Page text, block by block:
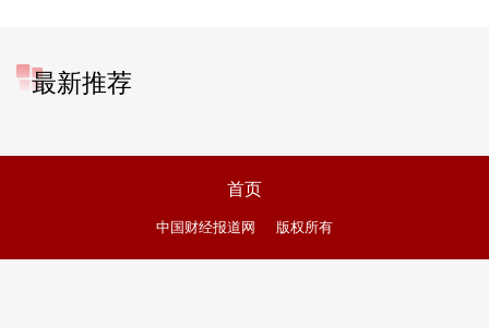
最新推荐
首页
中国财经报道网 版权所有